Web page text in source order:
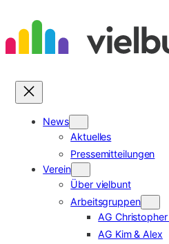
Inhalt
springen
News
Aktuelles
Pressemitteilungen
Verein
Über vielbunt
Arbeitsgruppen
AG
AG Kim & Alex